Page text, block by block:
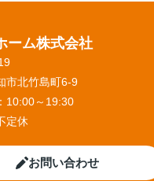
ーム株式会社
市北竹島町6-9
10:00～19:30
定休
お問い合わせ